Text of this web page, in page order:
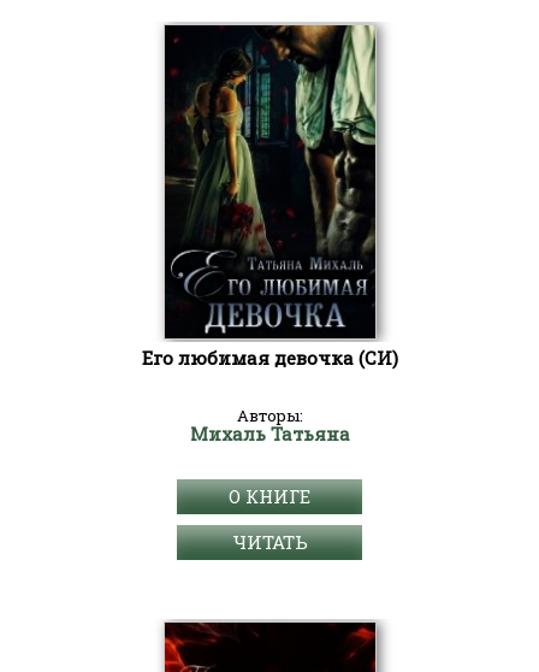
Его любимая девочка (СИ)
Авторы:
Михаль Татьяна
О КНИГЕ
ЧИТАТЬ